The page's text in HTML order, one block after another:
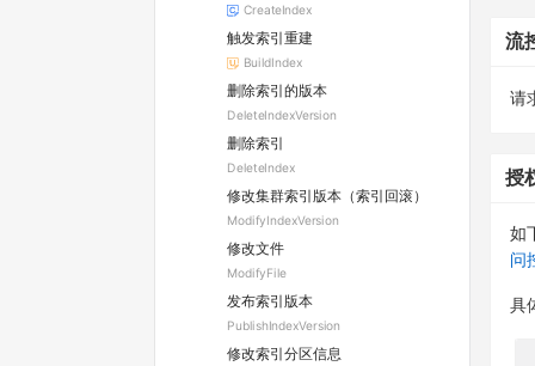
CreateIndex
触发索引重建
BuildIndex
删除索引的版本
DeleteIndexVersion
删除索引
DeleteIndex
修改集群索引版本（索引回滚）
ModifyIndexVersion
修改文件
ModifyFile
发布索引版本
PublishIndexVersion
修改索引分区信息
流
请
授
如
问
具